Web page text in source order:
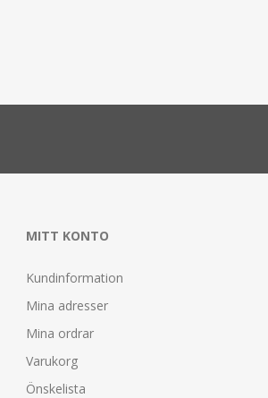
MITT KONTO
Kundinformation
Mina adresser
Mina ordrar
Varukorg
Önskelista